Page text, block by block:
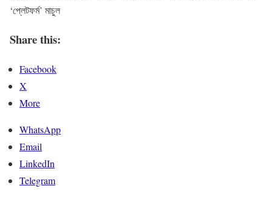
‘প্লেটফৰ্ম’ মাচুল
Share this:
Facebook
X
More
WhatsApp
Email
LinkedIn
Telegram